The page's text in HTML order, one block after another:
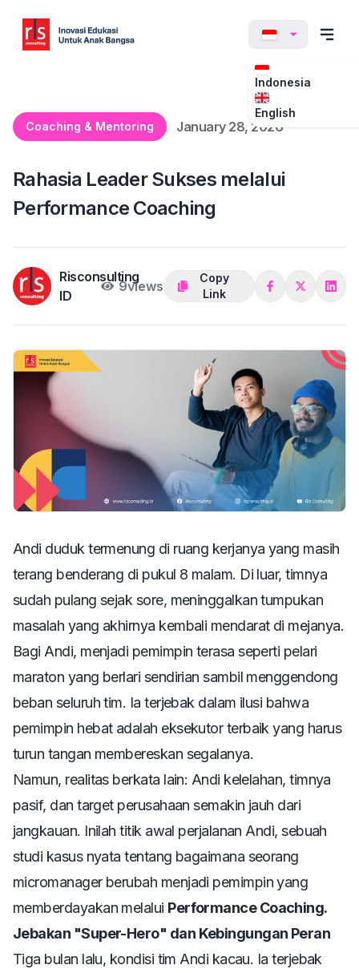
Indonesia
English
Coaching & Mentoring
January 28, 2026
Rahasia Leader Sukses melalui
Performance Coaching
Risconsulting
ID
9views
Copy
Link
Andi duduk termenung di ruang kerjanya yang masih
terang benderang di pukul 8 malam. Di luar, timnya
sudah pulang sejak sore, meninggalkan tumpukan
masalah yang akhirnya kembali mendarat di mejanya.
Bagi Andi, menjadi pemimpin terasa seperti pelari
maraton yang berlari sendirian sambil menggendong
beban seluruh tim. Ia terjebak dalam ilusi bahwa
pemimpin hebat adalah eksekutor terbaik yang harus
turun tangan membereskan segalanya.
Namun, realitas berkata lain: Andi kelelahan, timnya
pasif, dan target perusahaan semakin jauh dari
jangkauan. Inilah titik awal perjalanan Andi, sebuah
studi kasus nyata tentang bagaimana seorang
micromanagerberubah menjadi pemimpin yang
memberdayakan melalui Performance Coaching.
Jebakan "Super-Hero" dan Kebingungan Peran
Tiga bulan lalu, kondisi tim Andi kacau. Ia terjebak